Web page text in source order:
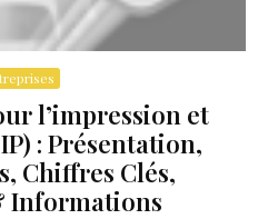
l’impression et
: Présentation,
Chiffres Clés,
Informations